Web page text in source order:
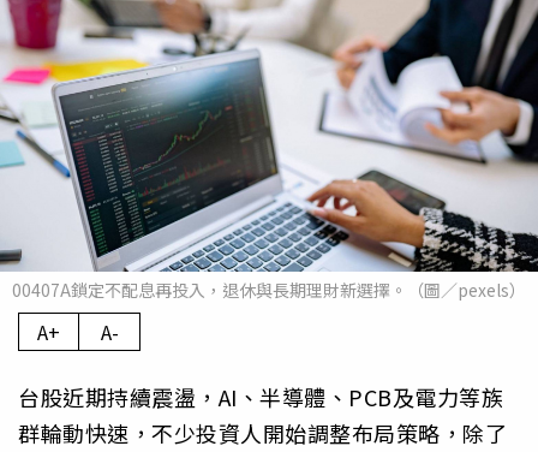
00407A鎖定不配息再投入，退休與長期理財新選擇。（圖／pexels）
A+ A-
台股近期持續震盪，AI、半導體、PCB及電力等族
群輪動快速，不少投資人開始調整布局策略，除了